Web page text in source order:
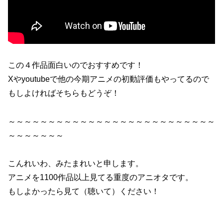
この４作品面白いのでおすすめです！
Xやyoutubeで他の今期アニメの初動評価もやってるので
もしよければそちらもどうぞ！
～～～～～～～～～～～～～～～～～～～～～～～～～～
～～～～～～～
こんれいわ、みたまれいと申します。
アニメを1100作品以上見てる重度のアニオタです。
もしよかったら見て（聴いて）ください！